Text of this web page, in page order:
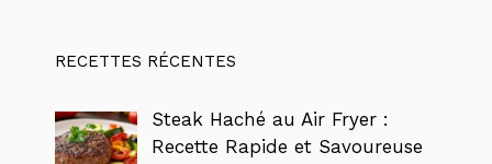
RECETTES RÉCENTES
Steak Haché au Air Fryer :
Recette Rapide et Savoureuse